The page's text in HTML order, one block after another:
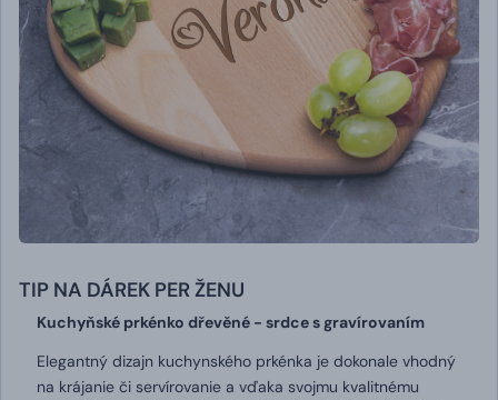
TIP NA DÁREK PER ŽENU
Kuchyňské prkénko dřevěné - srdce s gravírovaním
Elegantný dizajn kuchynského prkénka je dokonale vhodný
na krájanie či servírovanie a vďaka svojmu kvalitnému